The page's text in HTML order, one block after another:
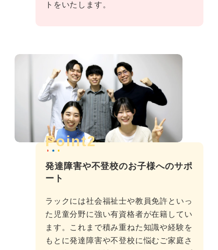
トをいたします。
Point2
発達障害や不登校のお子様へのサポ
ート
ラックには社会福祉士や教員免許といっ
た児童分野に強い有資格者が在籍してい
ます。これまで積み重ねた知識や経験を
もとに発達障害や不登校に悩むご家庭さ